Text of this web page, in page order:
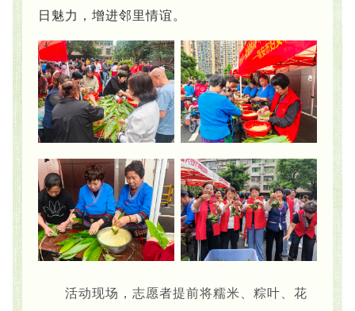
日魅力，增进邻里情谊。
活动现场，志愿者提前将糯米、粽叶、花